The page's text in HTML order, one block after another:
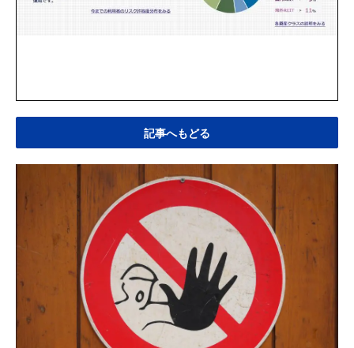
記事へもどる